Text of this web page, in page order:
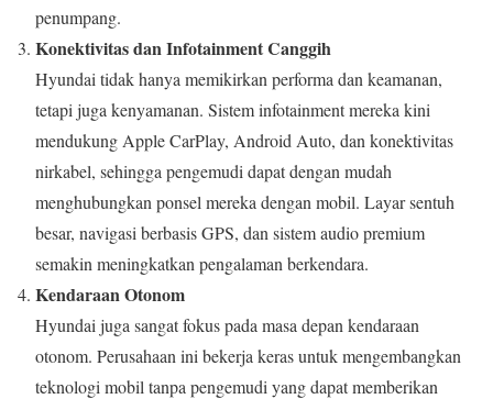
penumpang.
Konektivitas dan Infotainment Canggih
Hyundai tidak hanya memikirkan performa dan keamanan,
tetapi juga kenyamanan. Sistem infotainment mereka kini
mendukung Apple CarPlay, Android Auto, dan konektivitas
nirkabel, sehingga pengemudi dapat dengan mudah
menghubungkan ponsel mereka dengan mobil. Layar sentuh
besar, navigasi berbasis GPS, dan sistem audio premium
semakin meningkatkan pengalaman berkendara.
Kendaraan Otonom
Hyundai juga sangat fokus pada masa depan kendaraan
otonom. Perusahaan ini bekerja keras untuk mengembangkan
teknologi mobil tanpa pengemudi yang dapat memberikan